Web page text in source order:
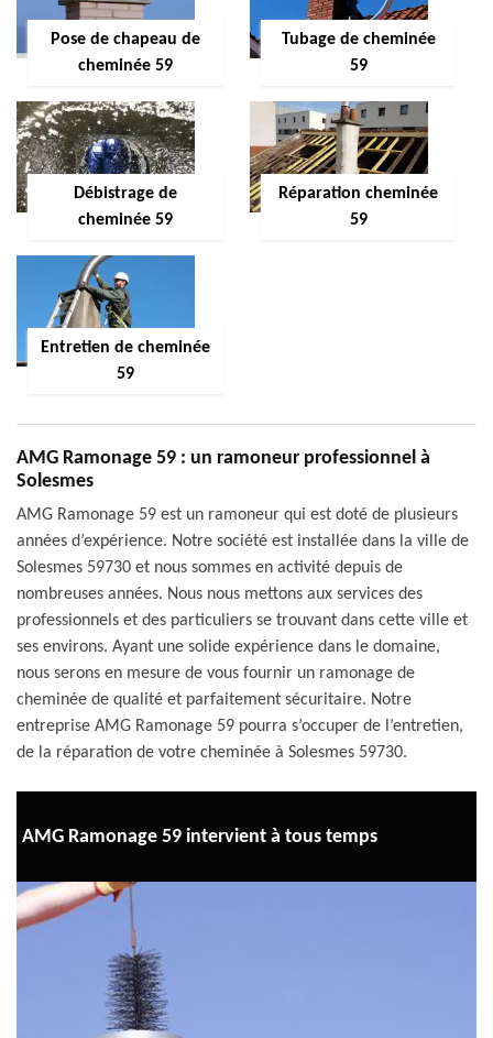
Pose de chapeau de
cheminée 59
Tubage de cheminée
59
Débistrage de
cheminée 59
Réparation cheminée
59
Entretien de cheminée
59
AMG Ramonage 59 : un ramoneur professionnel à
Solesmes
AMG Ramonage 59 est un ramoneur qui est doté de plusieurs
années d’expérience. Notre société est installée dans la ville de
Solesmes 59730 et nous sommes en activité depuis de
nombreuses années. Nous nous mettons aux services des
professionnels et des particuliers se trouvant dans cette ville et
ses environs. Ayant une solide expérience dans le domaine,
nous serons en mesure de vous fournir un ramonage de
cheminée de qualité et parfaitement sécuritaire. Notre
entreprise AMG Ramonage 59 pourra s’occuper de l’entretien,
de la réparation de votre cheminée à Solesmes 59730.
AMG Ramonage 59 intervient à tous temps